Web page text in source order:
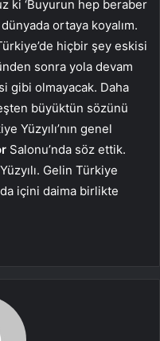
ki ‘Buyurun hep beraber
ortaya koyalım.
hiçbir şey eskisi
sonra yola devam
gibi olmayacak. Daha
büyüktün sözünü
Yüzyılı’nın genel
Salonu’nda söz ettik.
Gelin Türkiye
içini daima birlikte